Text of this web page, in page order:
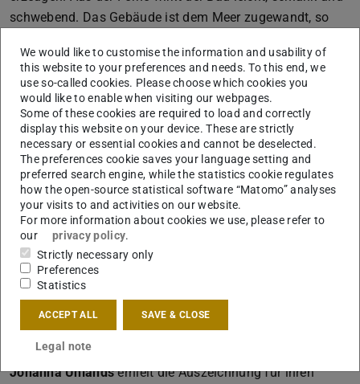
schwebend. Das Gebäude ist dem Meer zugewandt, so
kann. Trotz seines Volumens scheint der Baukörper zu
schweben, da die Fassade des Erdgeschosses transparent
und zurückgesetzt ist. Mit Ausnahme der Neigung gibt es
keineDifferenzierung zwischen Fassade und Dach. Das
stringente räumliche Konzept, die bewusste Reduktion auf
wenige Elemente spiegelt auch die Fassadengestaltung
wieder. Nach Abschluss seines Grundstudiums an der
Tongji-Universität in Shanghai wechselte Rongjun Zhou
an die TU Darmstadt und schloss dort sein
Architekturstudium ab. Seitdem arbeitet Zhou bei
Waechter+Waechter Architekten (Darmstadt).
Ausgezeichnet wurden außerdem zwei
Studierende der Hochschule Darmstadt
Johanna Uhlandserhielt die Auszeichnung für ihren
We would like to customise the information and usability of
this website to your preferences and needs. To this end, we
use so-called cookies. Please choose which cookies you
would like to enable when visiting our webpages.
Some of these cookies are required to load and correctly
display this website on your device. These are strictly
necessary or essential cookies and cannot be deselected.
The preferences cookie saves your language setting and
preferred search engine, while the statistics cookie regulates
how the open-source statistical software “Matomo” analyses
your visits to and activities on our website.
For more information about cookies we use, please refer to
our
privacy policy.
Strictly necessary only
Preferences
Statistics
ACCEPT ALL SAVE & CLOSE
Legal note